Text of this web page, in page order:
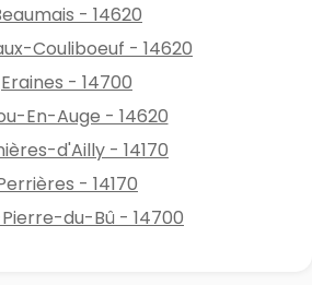
- 14620
Couliboeuf - 14620
Eraines - 14700
En-Auge - 14620
d'Ailly - 14170
- 14170
du-Bû - 14700